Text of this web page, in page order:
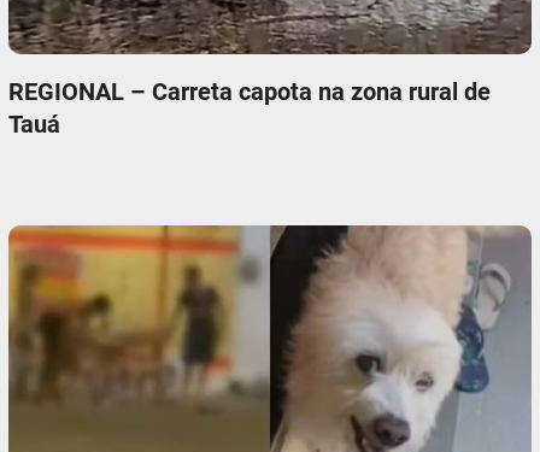
REGIONAL – Carreta capota na zona rural de
Tauá